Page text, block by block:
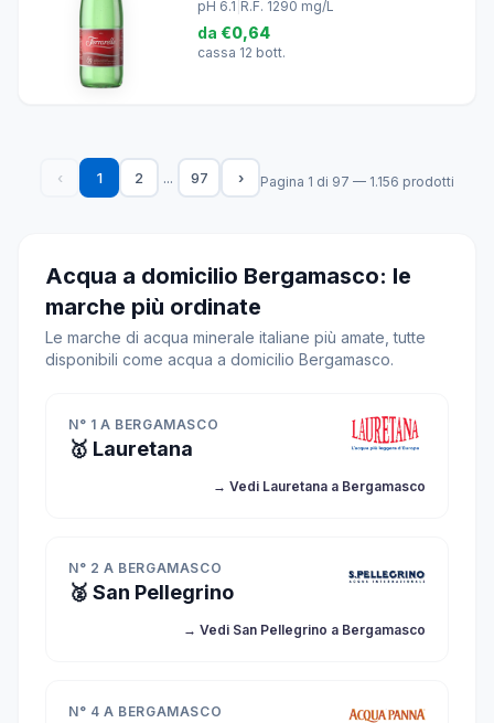
pH 6.1 R.F. 1290 mg/L
da €0,64
cassa 12 bott.
‹ 1 2 ... 97 › Pagina 1 di 97 — 1.156 prodotti
Acqua a domicilio Bergamasco: le
marche più ordinate
Le marche di acqua minerale italiane più amate, tutte
disponibili come acqua a domicilio Bergamasco.
N° 1 A BERGAMASCO
🥇 Lauretana
→ Vedi Lauretana a Bergamasco
N° 2 A BERGAMASCO
🥈 San Pellegrino
→ Vedi San Pellegrino a Bergamasco
N° 4 A BERGAMASCO